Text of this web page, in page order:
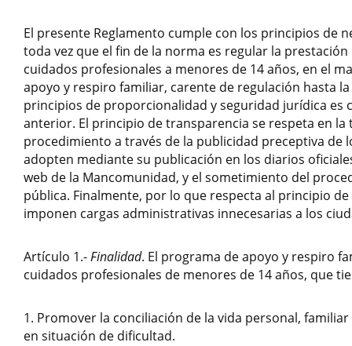
El presente Reglamento cumple con los principios de
toda vez que el fin de la norma es regular la
cuidados profesionales a menores de 14 años, en el
apoyo y respiro familiar, carente de regulación hasta
principios de proporcionalidad y seguridad jurídica es
anterior. El principio de transparencia se respeta en
procedimiento a través de la publicidad preceptiva de
adopten mediante su publicación en los diarios
web de la Mancomunidad, y el sometimiento del
pública. Finalmente, por lo que respecta al principio de
imponen cargas administrativas innecesarias a los
Artículo 1.-Finalidad. El programa de apoyo y respiro
cuidados profesionales de menores de 14 años, que
Promover la conciliación de la vida personal,
en situación de dificultad.